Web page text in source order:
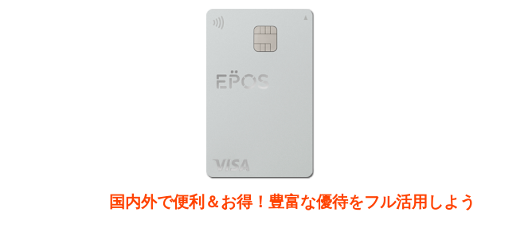
国内外で便利＆お得！豊富な優待をフル活用しよう